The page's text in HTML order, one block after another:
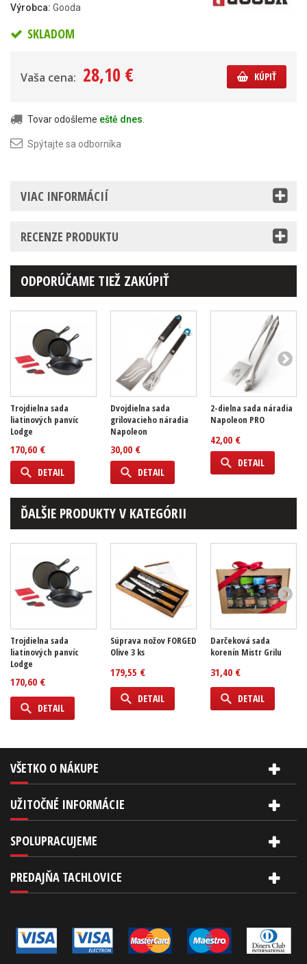
Výrobca: Gooda
SKLADOM
Vaša cena: 28,10 € KÚPIŤ
Tovar odošleme eště dnes
Spýtajte sa odborníka
VIAC INFORMÁCIÍ
RECENZE PRODUKTU
ODPORÚČAME TIEŽ ZAKÚPIŤ
Trojdielna sada
liatinových panvíc
Lodge
170,60 €
DETAIL
Dvojdielna sada
grilovacieho náradia
Napoleon
30,00 €
DETAIL
2-dielna sada náradia
Napoleon PRO
42,00 €
DETAIL
ĎALŠIE PRODUKTY V KATEGÓRII
Trojdielna sada
liatinových panvíc
Lodge
170,60 €
DETAIL
Súprava nožov FORGED
Olive 3 ks
179,55 €
DETAIL
Darčeková sada
korenín Mistr Grilu
31,40 €
DETAIL
VŠETKO O NÁKUPE
UŽITOČNÉ INFORMÁCIE
SPOLUPRACUJEME
PREDAJŇA TACHLOVICE